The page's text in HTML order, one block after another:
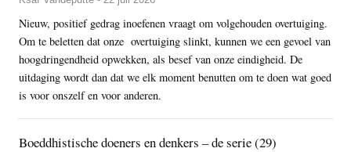
Nieuw, positief gedrag inoefenen vraagt om volgehouden overtuiging.
Om te beletten dat onze overtuiging slinkt, kunnen we een gevoel van
hoogdringendheid opwekken, als besef van onze eindigheid. De
uitdaging wordt dan dat we elk moment benutten om te doen wat goed
is voor onszelf en voor anderen.
Boeddhistische doeners en denkers – de serie (29)